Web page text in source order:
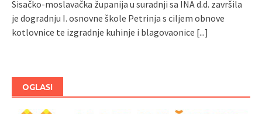
Sisačko-moslavačka županija u suradnji sa INA d.d. završila
je dogradnju I. osnovne škole Petrinja s ciljem obnove
kotlovnice te izgradnje kuhinje i blagovaonice [...]
OGLASI